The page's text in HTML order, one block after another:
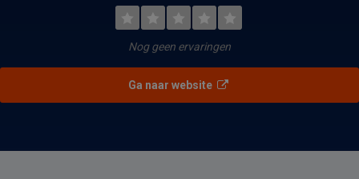
Nog geen ervaringen
Ga naar website